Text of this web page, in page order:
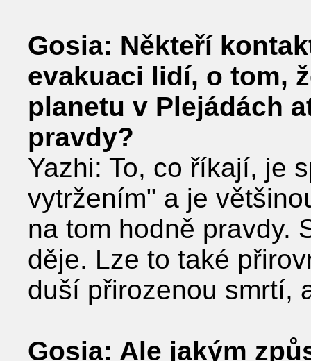
Gosia: Někteří
evakuaci lidí, o tom,
planetu v Plejádách
pravdy?
Yazhi: To, co říkají, je
vytrženímʺ a je
na tom hodně pravdy.
děje. Lze to také
duší přirozenou smrtí,
Gosia: Ale jakým